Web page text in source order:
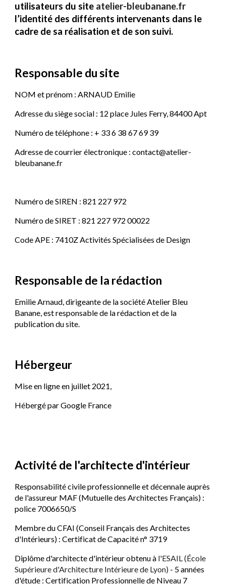
utilisateurs du site atelier-bleubanane.fr
l’identité des différents intervenants dans le
cadre de sa réalisation et de son suivi.
Responsable du site
NOM et prénom : ARNAUD Emilie
Adresse du siège social : 12 place Jules Ferry, 84400 Apt
Numéro de téléphone : + 33 6 38 67 69 39
Adresse de courrier électronique : contact@atelier-
bleubanane.fr
Numéro de SIREN : 821 227 972
Numéro de SIRET : 821 227 972 00022
Code APE : 7410Z Activités Spécialisées de Design
Responsable de la rédaction
Emilie Arnaud, dirigeante de la société Atelier Bleu
Banane, est responsable de la rédaction et de la
publication du site.
Hébergeur
Mise en ligne en juillet 2021,
Hébergé par Google France
Activité de l'architecte d'intérieur
Responsabilité civile professionnelle et décennale auprès
de l'assureur MAF (Mutuelle des Architectes Français) :
police 7006650/S
Membre du CFAI (Conseil Français des Architectes
d'Intérieurs) : Certificat de Capacité n° 3719
Diplôme d'architecte d'intérieur obtenu à l'ESAIL (École
Supérieure d'Architecture Intérieure de Lyon) - 5 années
d'étude : Certification Professionnelle de Niveau 7